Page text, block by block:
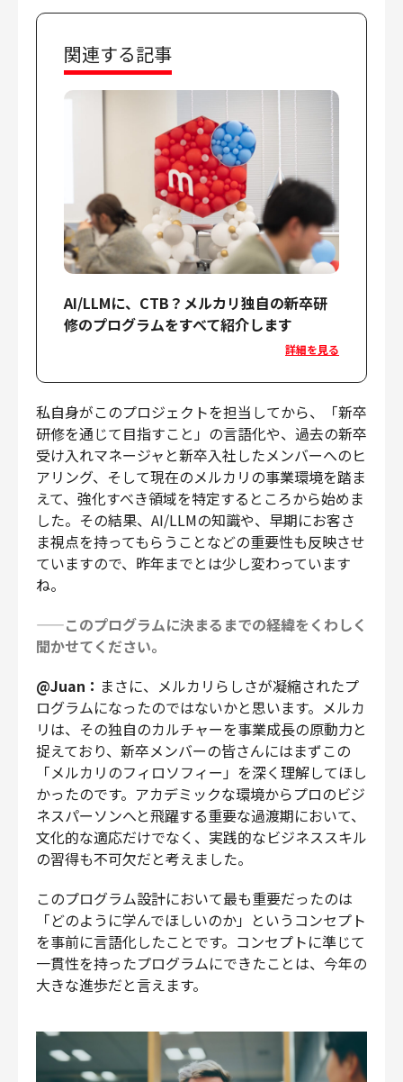
関連する記事
AI/LLMに、CTB？メルカリ独自の新卒研
修のプログラムをすべて紹介します
詳細を見る
私自身がこのプロジェクトを担当してから、「新卒
研修を通じて目指すこと」の言語化や、過去の新卒
受け入れマネージャと新卒入社したメンバーへのヒ
アリング、そして現在のメルカリの事業環境を踏ま
えて、強化すべき領域を特定するところから始めま
した。その結果、AI/LLMの知識や、早期にお客さ
ま視点を持ってもらうことなどの重要性も反映させ
ていますので、昨年までとは少し変わっています
ね。
——このプログラムに決まるまでの経緯をくわしく
聞かせてください。
@Juan： まさに、メルカリらしさが凝縮されたプ
ログラムになったのではないかと思います。メルカ
リは、その独自のカルチャーを事業成長の原動力と
捉えており、新卒メンバーの皆さんにはまずこの
「メルカリのフィロソフィー」を深く理解してほし
かったのです。アカデミックな環境からプロのビジ
ネスパーソンへと飛躍する重要な過渡期において、
文化的な適応だけでなく、実践的なビジネススキル
の習得も不可欠だと考えました。
このプログラム設計において最も重要だったのは
「どのように学んでほしいのか」というコンセプト
を事前に言語化したことです。コンセプトに準じて
一貫性を持ったプログラムにできたことは、今年の
大きな進歩だと言えます。